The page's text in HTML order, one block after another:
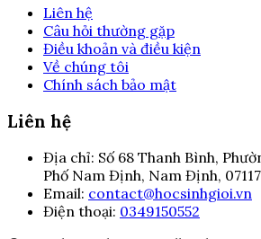
Liên hệ
Câu hỏi thường gặp
Điều khoản và điều kiện
Về chúng tôi
Chính sách bảo mật
Liên hệ
Địa chỉ: Số 68 Thanh Bình,
Phố Nam Định, Nam Định,
Email: contact@hocsinhgioi.vn
Điện thoại: 0349150552